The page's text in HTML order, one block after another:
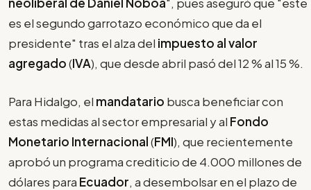
es el segundo garrotazo económico que da el
presidente" tras el alza del impuesto al valor
agregado(IVA), que desde abril pasó del 12 % al 15 %.
Para Hidalgo, el mandatario busca beneficiar con
estas medidas al sector empresarial y al Fondo
Monetario Internacional(FMI), que recientemente
aprobó un programa crediticio de 4.000 millones de
dólares para Ecuador, a desembolsar en el plazo de